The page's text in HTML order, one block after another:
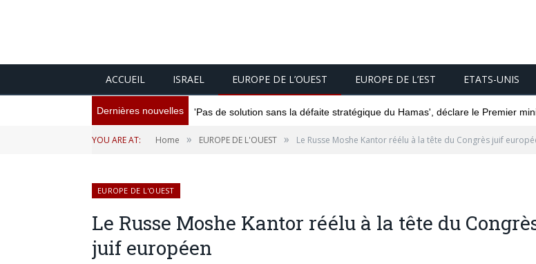
ACCUEIL ISRAEL EUROPE DE L’OUEST EUROPE DE L’EST ETATS-UNIS
Dernières nouvelles 'Pas de solution sans la défaite stratégique du Hamas', déclare le Premier
YOU ARE AT: Home » EUROPE DE L'OUEST » Le Russe Moshe Kantor réélu à la tête du Congrès juif
EUROPE DE L'OUEST
Le Russe Moshe Kantor réélu à la tête du
juif européen